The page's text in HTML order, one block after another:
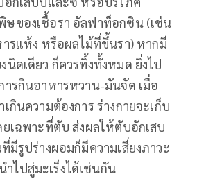
ของเชื้อรา อัลฟาท็อกซิน (เช่น
รแห้ง หรือผลไม้ที่ขึ้นรา) หากมี
นิดเดียว ก็ควรทิ้งทั้งหมด ยิ่งไป
รกินอาหารหวาน-มันจัด เมื่อ
กินความต้องการ ร่างกายจะเก็บ
เฉพาะที่ตับ ส่งผลให้ตับอักเสบ
มีรูปร่างผอมก็มีความเสี่ยงภาวะ
ไปสู่มะเร็งได้เช่นกัน